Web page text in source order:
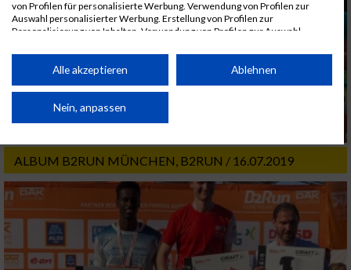
ALBUM B2RUN MÜNCHEN, B2RUN / 16.07.2019
von Profilen für personalisierte Werbung. Verwendung von Profilen zur
Auswahl personalisierter Werbung. Erstellung von Profilen zur
Personalisierung von Inhalten. Verwendung von Profilen zur Auswahl
Performance von Inhalten. Analyse von Zielgruppen durch Statistiken oder
Kombinationen von Daten aus verschiedenen Quellen. Entwicklung und
von Inhalten.
Daten können außerhalb der Europäischen Union weitergegeben und in die
Website/App.
Partnerliste anzeigen (1 IAB-Anbieter)
Wir nutzen Ihre Daten für folgende Zwecke:
IAB-Verarbeitungszwecke:
Speichern von oder Zugriff auf Informationen
auf einem Endgerät
Alle akzeptieren Ablehnen
Nein, anpassen